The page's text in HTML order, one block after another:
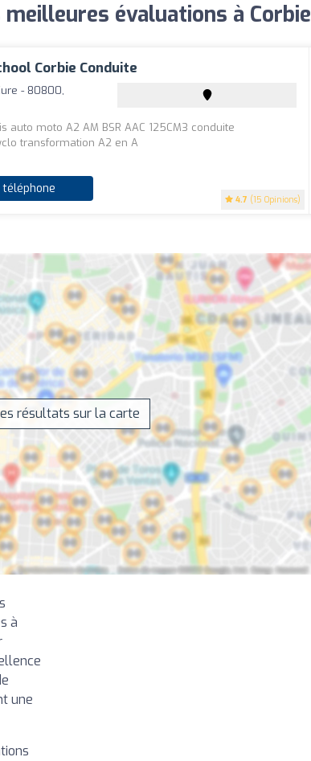
évaluations à Corbie
Corbie Conduite
4.7 (15 Opinions)
- 80800,
auto moto A2 AM BSR AAC 125CM3 conduite
transformation A2 en A
résultats sur la carte
à
une